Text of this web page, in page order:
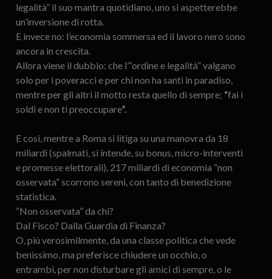
legalità” il suo mantra quotidiano, uno si aspetterebbe
un’inversione di rotta.
E invece no: l’economia sommersa ed il lavoro nero sono
ancora in crescita.
Allora viene il dubbio: che l’“ordine e legalità” valgano
solo per i poveracci e per chi non ha santi in paradiso,
mentre per gli altri il motto resta quello di sempre; “fai i
soldi e non ti preoccupare”.
E così, mentre a Roma si litiga su una manovra da 18
miliardi (spalmati, si intende, su bonus, micro-interventi
e promesse elettorali), 217 miliardi di economia “non
osservata” scorrono sereni, con tanto di benedizione
statistica.
“Non osservata” da chi?
Dal Fisco? Dalla Guardia di Finanza?
O, più verosimilmente, da una classe politica che vede
benissimo, ma preferisce chiudere un occhio, o
entrambi, per non disturbare gli amici di sempre, o le